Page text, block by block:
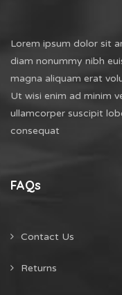
Lorem ipsum dolor sit
diam nonummy nibh
magna aliquam erat
Ut wisi enim ad minim
ullamcorper suscipit
consequat
FAQs
Contact Us
Returns